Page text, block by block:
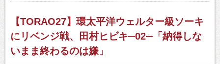
【TORAO27】環太平洋ウェルター級ソーキ
にリベンジ戦、田村ヒビキ─02─「納得しな
いまま終わるのは嫌」